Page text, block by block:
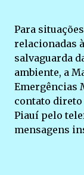
Para
relacionadas
salvaguarda
ambiente, a
Emergências
contato direto
Piauí pelo
mensagens